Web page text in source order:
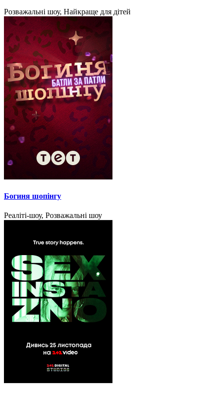
Розважальні шоу, Найкраще для дітей
Богиня шопінгу
Реаліті-шоу, Розважальні шоу